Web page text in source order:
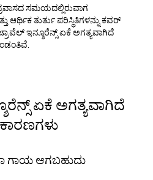
ಸಮಯದಲ್ಲಿರುವಾಗ
ಆರ್ಥಿಕ ತುರ್ತು ಪರಿಸ್ಥಿತಿಗಳನ್ನು ಕವರ್
ಇನ್ಶೂರೆನ್ಸ್ ಏಕೆ ಅಗತ್ಯವಾಗಿದೆ
ಏಕೆ ಅಗತ್ಯವಾಗಿದೆ
ಗಾಯ ಆಗಬಹುದು